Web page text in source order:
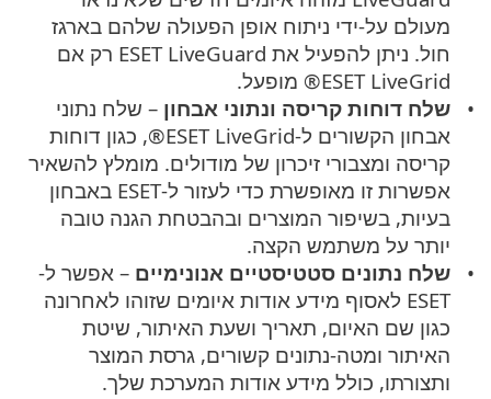
מעולם על-ידי ניתוח אופן הפעולה שלהם בארגז
חול. ניתן להפעיל את ESET LiveGuard רק אם
ESET LiveGrid® מופעל.
שלח דוחות קריסה ונתוני אבחון – שלח נתוני
אבחון הקשורים ל-ESET LiveGrid®, כגון דוחות
קריסה ומצבורי זיכרון של מודולים. מומלץ להשאיר
אפשרות זו מאופשרת כדי לעזור ל-ESET באבחון
בעיות, בשיפור המוצרים ובהבטחת הגנה טובה
יותר על משתמש הקצה.
שלח נתונים סטטיסטיים אנונימיים – אפשר ל-
ESET לאסוף מידע אודות איומים שזוהו לאחרונה
כגון שם האיום, תאריך ושעת האיתור, שיטת
האיתור ומטה-נתונים קשורים, גרסת המוצר
ותצורתו, כולל מידע אודות המערכת שלך.